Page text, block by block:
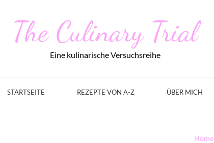
The Culinary Trial
Eine kulinarische Versuchsreihe
STARTSEITE REZEPTE VON A-Z ÜBER MICH
Home